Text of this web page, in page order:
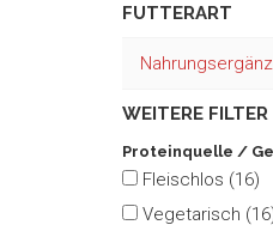
FUTTERART
WEITERE FILTER
Proteinquelle /
Fleischlos (16)
Vegetarisch